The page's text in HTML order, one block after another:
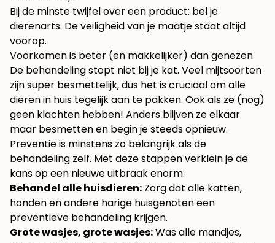
Bij de minste twijfel over een product: bel je
dierenarts. De veiligheid van je maatje staat altijd
voorop.
Voorkomen is beter (en makkelijker) dan genezen
De behandeling stopt niet bij je kat. Veel mijtsoorten
zijn super besmettelijk, dus het is cruciaal om alle
dieren in huis tegelijk aan te pakken. Ook als ze (nog)
geen klachten hebben! Anders blijven ze elkaar
maar besmetten en begin je steeds opnieuw.
Preventie is minstens zo belangrijk als de
behandeling zelf. Met deze stappen verklein je de
kans op een nieuwe uitbraak enorm:
Behandel alle huisdieren: Zorg dat alle katten,
honden en andere harige huisgenoten een
preventieve behandeling krijgen.
Grote wasjes, grote wasjes:Was alle mandjes,